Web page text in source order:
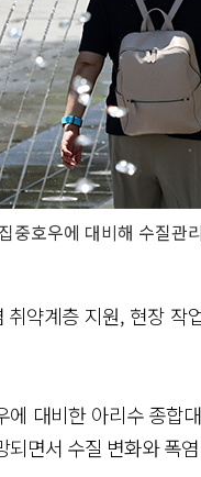
중호우에 대비해 수질관
약계층 지원, 현장 작
대비한 아리수 종합
면서 수질 변화와 폭